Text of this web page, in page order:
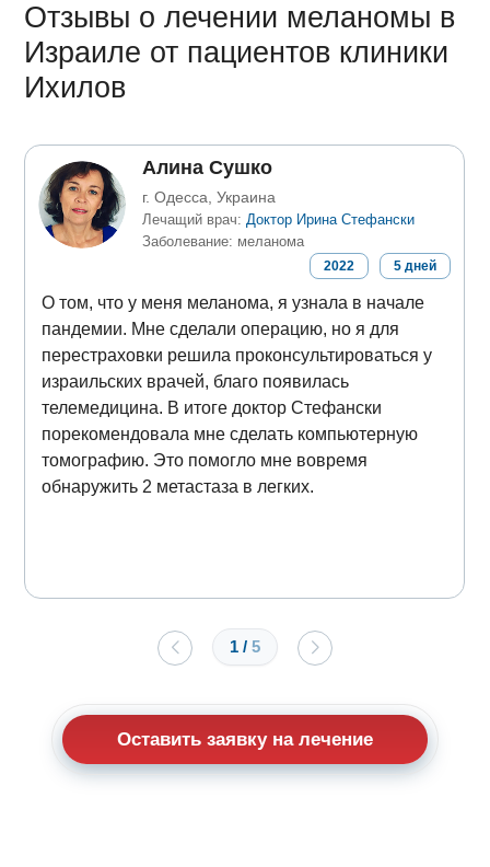
Отзывы о лечении меланомы в
Израиле от пациентов клиники
Ихилов
Алина Сушко
г. Одесса, Украина
Лечащий врач:Доктор Ирина Стефански
Заболевание: меланома
2022 5 дней
О том, что у меня меланома, я узнала в начале
пандемии. Мне сделали операцию, но я для
перестраховки решила проконсультироваться у
израильских врачей, благо появилась
телемедицина. В итоге доктор Стефански
порекомендовала мне сделать компьютерную
томографию. Это помогло мне вовремя
обнаружить 2 метастаза в легких.
1 / 5
Оставить заявку на лечение